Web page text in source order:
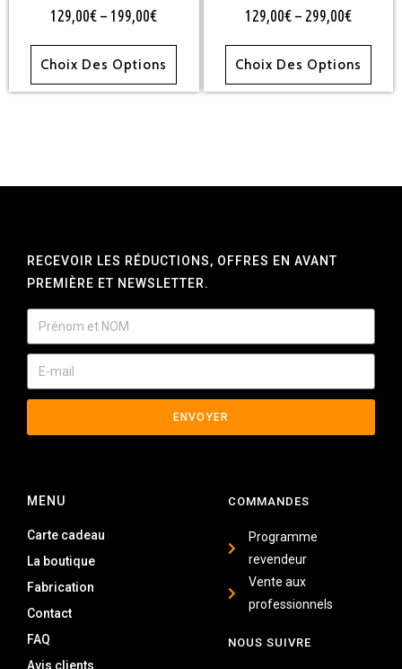
129,00€ – 199,00€
Choix Des Options
129,00€– 299,00€
Choix Des Options
COMMANDES
Programme
revendeur
Vente aux
professionnels
NOUS SUIVRE
MENU
Carte cadeau
La boutique
Fabrication
Contact
FAQ
Avis clients
RECEVOIR LES RÉDUCTIONS, OFFRES EN AVANT
PREMIÈRE ET NEWSLETTER.
ENVOYER